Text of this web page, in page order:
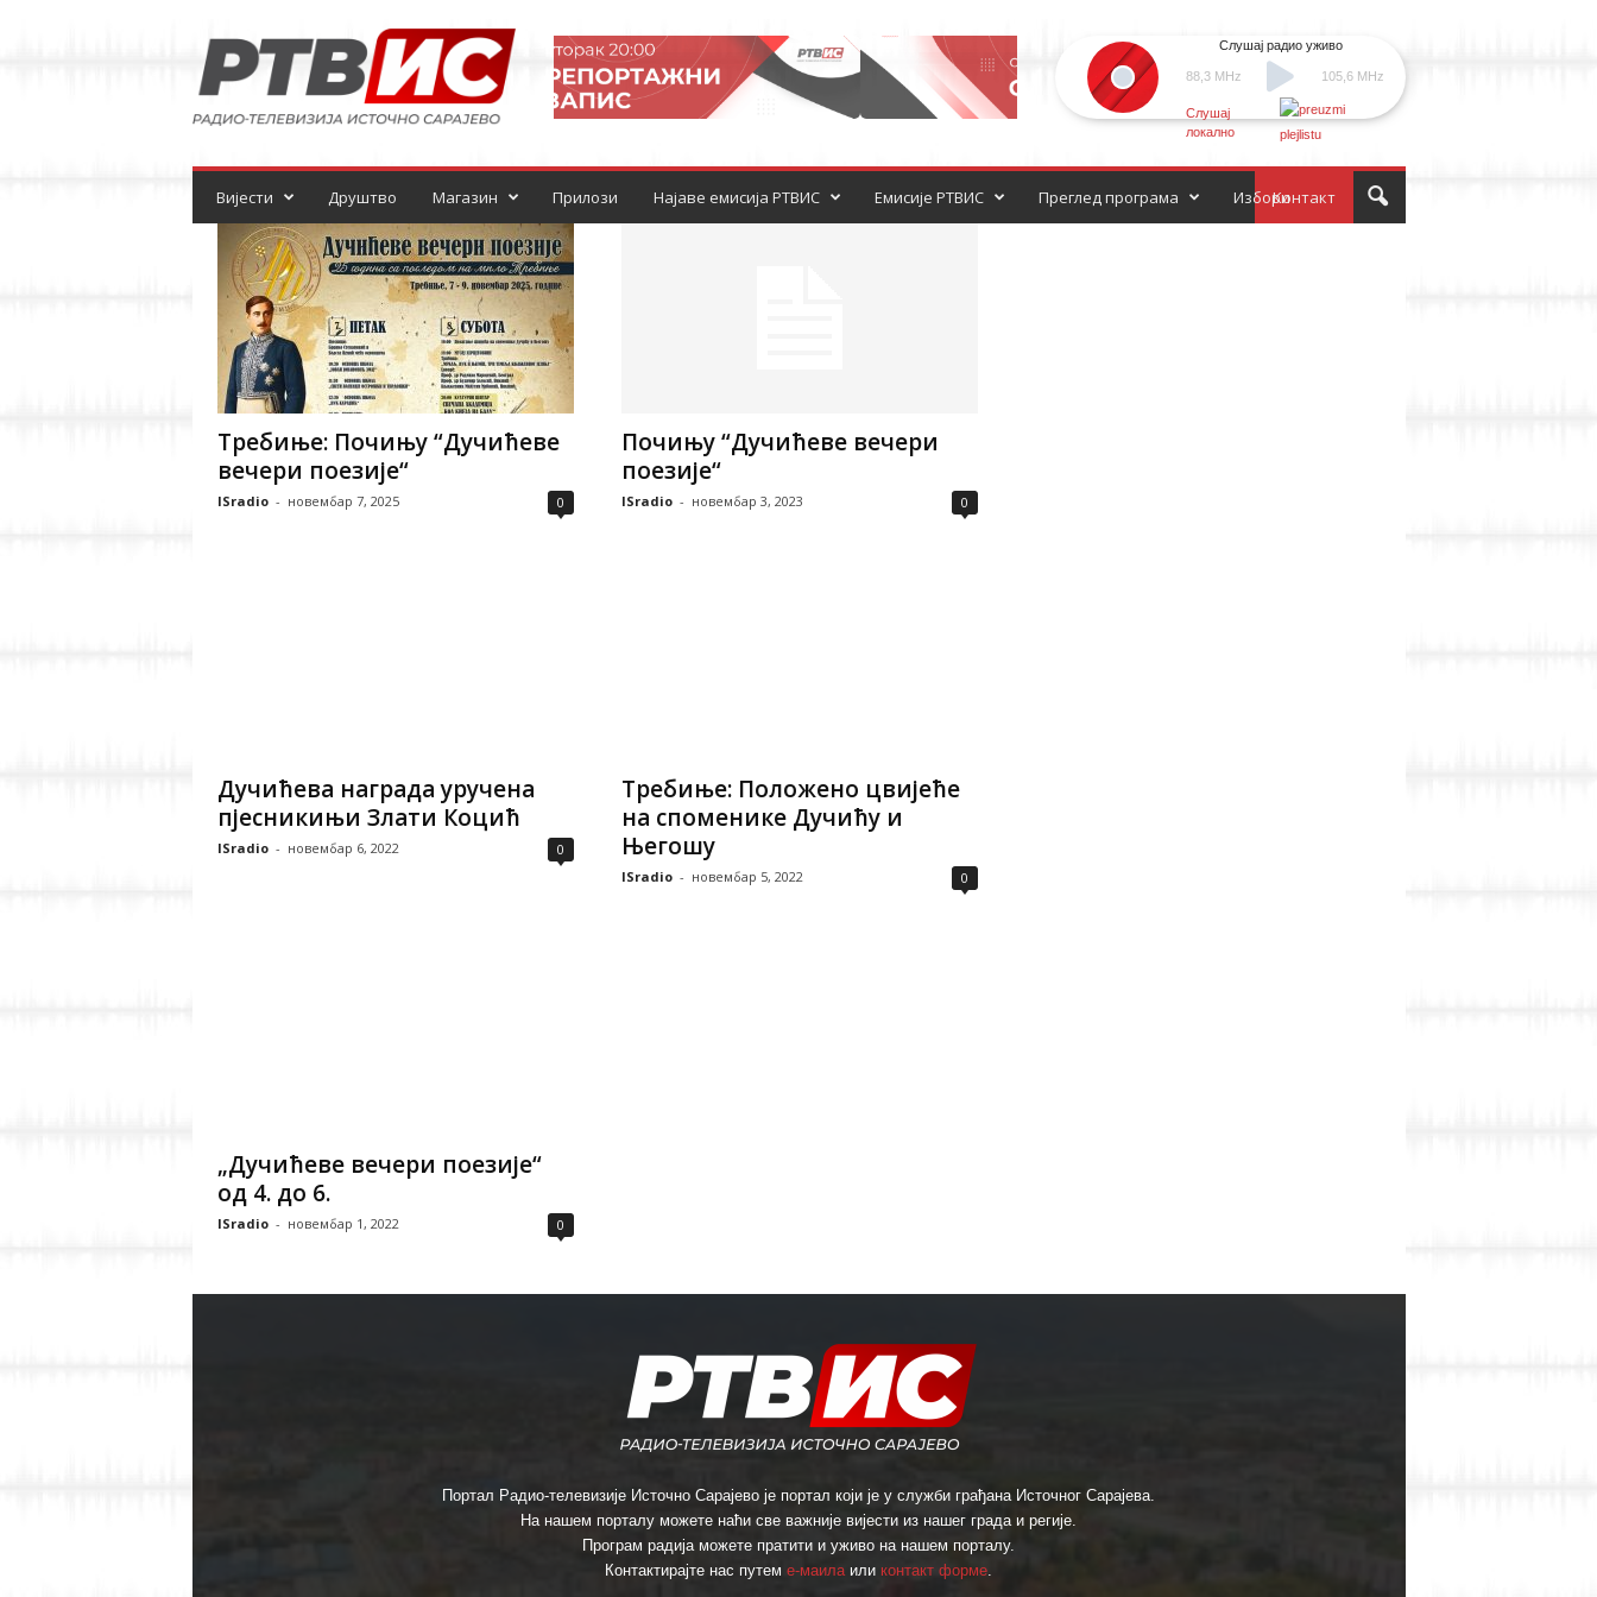
и
о
т
л
88,3 MHz
Слушај радио уживо
105,6 MHz
Слушај
локално
Вијести Друштво Магазин Прилози Најаве емисија РТВИС Емисије РТВИС Контакт
Преглед програма Избори
Требиње: Почињу “Дучићеве
вечери поезије“
ISradio - новембар 7, 2025 0
Почињу “Дучићеве вечери
поезије“
ISradio - новембар 3, 2023 0
Дучићева награда уручена
пјесникињи Злати Коцић
ISradio - новембар 6, 2022 0
Требиње: Положено цвијеће
на споменике Дучићу и
Његошу
ISradio - новембар 5, 2022 0
„Дучићеве вечери поезије“
од 4. до 6.
ISradio - новембар 1, 2022 0
Портал Радио-телевизије Источно Сарајево је портал који је у служби грађана Источног Сарајева.
На нашем порталу можете наћи све важније вијести из нашег града и регије.
Програм радија можете пратити и уживо на нашем порталу.
Контактирајте нас путем е-маилаили контакт форме.